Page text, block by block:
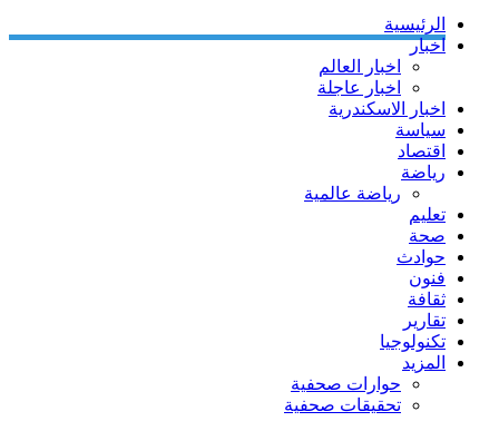
الرئيسية
اخبار
اخبار العالم
اخبار عاجلة
اخبار الاسكندرية
سياسة
اقتصاد
رياضة
رياضة عالمية
تعليم
صحة
حوادث
فنون
ثقافة
تقارير
تكنولوجيا
المزيد
حوارات صحفية
تحقيقات صحفية